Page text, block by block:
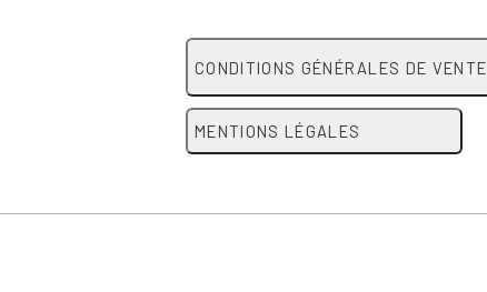
CONDITIONS GÉNÉRALES DE VENTE
MENTIONS LÉGALES